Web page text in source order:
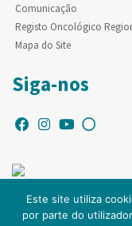
Comunicação
Registo Oncológico
Mapa do Site
Siga-nos
Este site utiliza
por parte do